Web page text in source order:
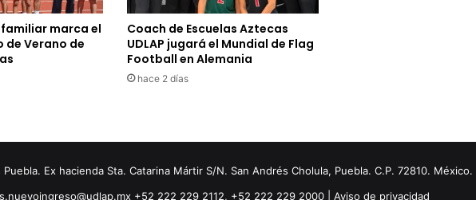
marca el
de Verano de
Coach de Escuelas Aztecas
UDLAP jugará el Mundial de Flag
Football en Alemania
hace 2 días
Ex hacienda Sta. Catarina Mártir S/N. San Andrés Cholula, Puebla. C.P. 72810.
+52 222 229 2112, +52 222 229 2000 | Aviso de privacidad